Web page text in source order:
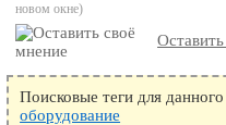
новом окне)
Поисковые теги для
оборудование